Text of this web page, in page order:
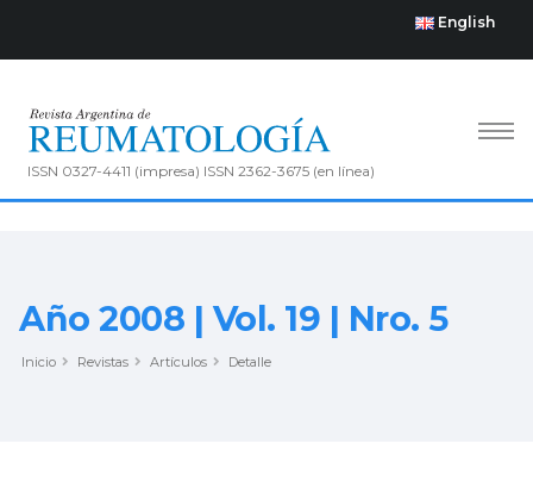
English
ISSN 0327-4411 (impresa) ISSN 2362-3675 (en línea)
Año 2008 | Vol. 19 | Nro. 5
Inicio Revistas Artículos Detalle